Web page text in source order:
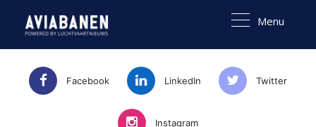
Menu
Facebook LinkedIn Twitter
Instagram